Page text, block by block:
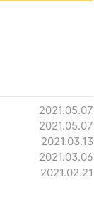
2021.05.07
2021.05.07
2021.03.13
2021.03.06
2021.02.21